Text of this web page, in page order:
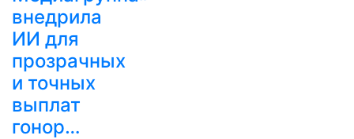
внедрила
ИИ для
прозрачных
и точных
выплат
гонор…